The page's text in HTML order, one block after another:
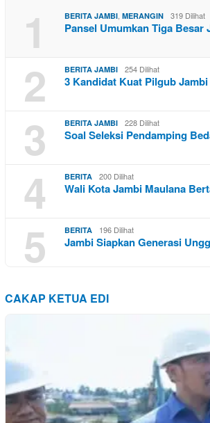
1 BERITA JAMBI, MERANGIN 319 Dilihat
Pansel Umumkan Tiga Besar
2 BERITA JAMBI 254 Dilihat
3 Kandidat Kuat Pilgub
3 BERITA JAMBI 228 Dilihat
Soal Seleksi Pendamping
4 BERITA 200 Dilihat
Wali Kota Jambi Maulana
5 BERITA 196 Dilihat
Jambi Siapkan Generasi
CAKAP KETUA EDI